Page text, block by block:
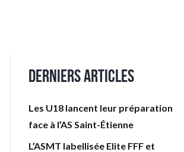
Derniers articles
Les U18 lancent leur préparation
face à l’AS Saint-Étienne
L’ASMT labellisée Elite FFF et